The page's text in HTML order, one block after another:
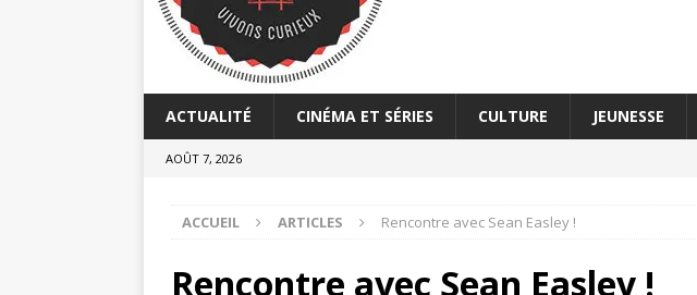
ACTUALITÉ CINÉMA ET SÉRIES CULTURE JEUNESSE
AOÛT 7, 2026
ACCUEIL ARTICLES Rencontre avec Sean Easley !
Rencontre avec Sean Easley !